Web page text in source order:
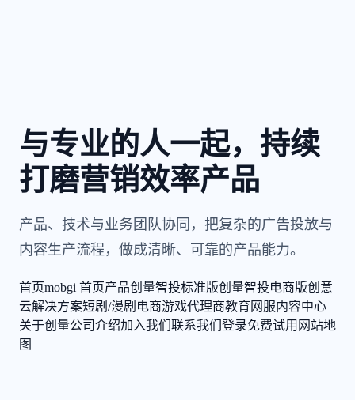
与专业的人一起，持续
打磨营销效率产品
产品、技术与业务团队协同，把复杂的广告投放与
内容生产流程，做成清晰、可靠的产品能力。
首页mobgi 首页产品创量智投标准版创量智投电商版创意
云解决方案短剧/漫剧 电商游戏代理商教育 网服内容中心
关于创量公司介绍加入我们 联系我们 登录免费试用 网站地
图